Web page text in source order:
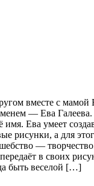
вместе с мамой
— Ева
имя. Ева умеет
рисунки, а для
—
в своих
быть веселой […]